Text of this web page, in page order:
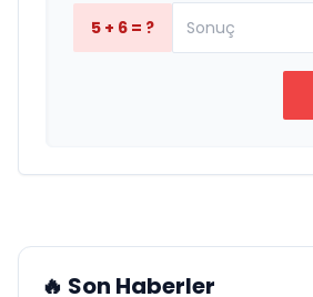
5 + 6 = ?
🔥 Son Haberler